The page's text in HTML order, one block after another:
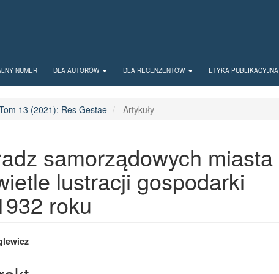
NUMER DLA AUTORÓW DLA RECENZENTÓW ETYKA PUBLIKACYJNA
13 (2021): Res Gestae Artykuły
samorządowych miasta
lustracji gospodarki
roku
Content